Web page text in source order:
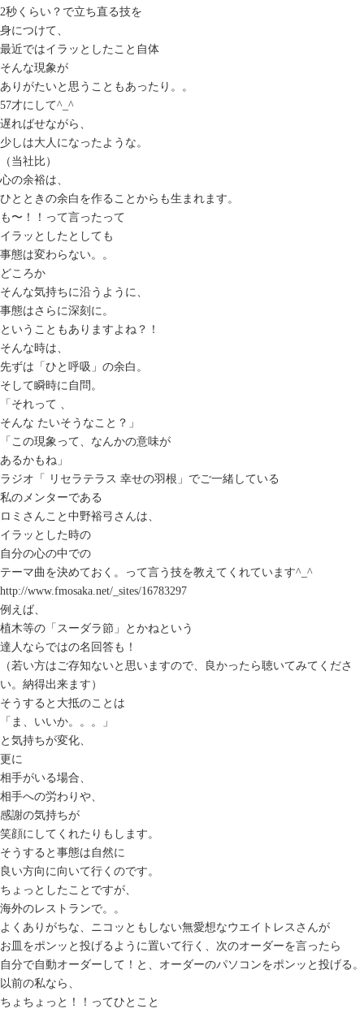
2秒くらい？で立ち直る技を
身につけて、
最近ではイラッとしたこと自体
そんな現象が
ありがたいと思うこともあったり。。
57才にして^_^
遅ればせながら、
少しは大人になったような。
（当社比）
心の余裕は、
ひとときの余白を作ることからも生まれます。
も〜！！って言ったって
イラッとしたとしても
事態は変わらない。。
どころか
そんな気持ちに沿うように、
事態はさらに深刻に。
ということもありますよね？！
そんな時は、
先ずは「ひと呼吸」の余白。
そして瞬時に自問。
「それって 、
そんな たいそうなこと？」
「この現象って、なんかの意味が
あるかもね」
ラジオ「 リセラテラス 幸せの羽根」でご一緒している
私のメンターである
ロミさんこと中野裕弓さんは、
イラッとした時の
自分の心の中での
テーマ曲を決めておく。って言う技を教えてくれています^_^
http://www.fmosaka.net/_sites/16783297
例えば、
植木等の「スーダラ節」とかねという
達人ならではの名回答も！
（若い方はご存知ないと思いますので、良かったら聴いてみてくださ
い。納得出来ます）
そうすると大抵のことは
「ま、いいか。。。」
と気持ちが変化、
更に
相手がいる場合、
相手への労わりや、
感謝の気持ちが
笑顔にしてくれたりもします。
そうすると事態は自然に
良い方向に向いて行くのです。
ちょっとしたことですが、
海外のレストランで。。
よくありがちな、ニコッともしない無愛想なウエイトレスさんが
お皿をポンッと投げるように置いて行く、次のオーダーを言ったら
自分で自動オーダーして！と、オーダーのパソコンをポンッと投げる。
以前の私なら、
ちょちょっと！！ってひとこと